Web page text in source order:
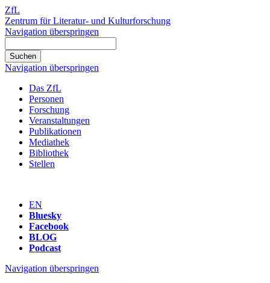
ZfL
Zentrum für Literatur- und Kulturforschung
Navigation überspringen
Navigation überspringen
Das ZfL
Personen
Forschung
Veranstaltungen
Publikationen
Mediathek
Bibliothek
Stellen
EN
Bluesky
Facebook
BLOG
Podcast
Navigation überspringen